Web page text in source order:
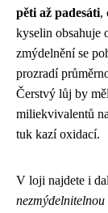
pěti až padesáti,
kyselin obsahuje
zmýdelnění se
prozradí
Čerstvý lůj by
miliekvivalentů
tuk kazí oxidací.
V loji najdete i